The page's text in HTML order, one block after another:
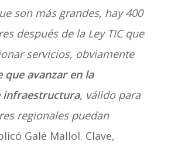
son más grandes, hay 400
después de la Ley TIC que
servicios, obviamente
que avanzar en la
infraestructura, válido para
regionales puedan
Galé Mallol. Clave,